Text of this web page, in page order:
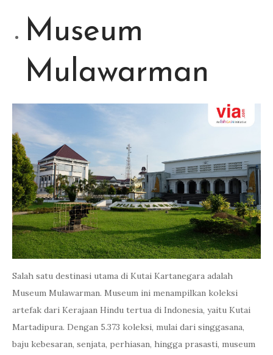
Museum
Mulawarman
Salah satu destinasi utama di Kutai Kartanegara adalah
Museum Mulawarman. Museum ini menampilkan koleksi
artefak dari Kerajaan Hindu tertua di Indonesia, yaitu Kutai
Martadipura. Dengan 5.373 koleksi, mulai dari singgasana,
baju kebesaran, senjata, perhiasan, hingga prasasti, museum